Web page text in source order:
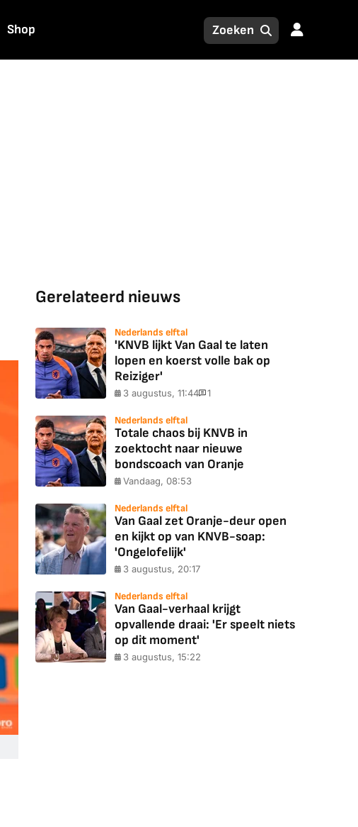
Shop
Gerelateerd nieuws
Nederlands elftal
'KNVB lijkt Van Gaal te laten
lopen en koerst volle bak op
Reiziger'
3 augustus, 11:44 1
Nederlands elftal
Totale chaos bij KNVB in
zoektocht naar nieuwe
bondscoach van Oranje
Vandaag, 08:53
Nederlands elftal
Van Gaal zet Oranje-deur open
en kijkt op van KNVB-soap:
'Ongelofelijk'
3 augustus, 20:17
Nederlands elftal
Van Gaal-verhaal krijgt
opvallende draai: 'Er speelt niets
op dit moment'
3 augustus, 15:22